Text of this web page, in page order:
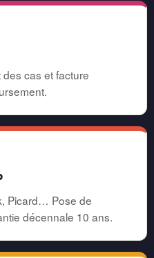
cas et facture
Picard… Pose de
décennale 10 ans.